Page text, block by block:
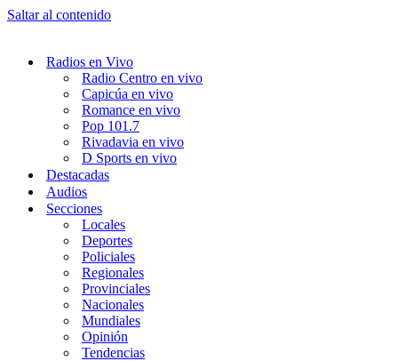
Saltar al contenido
Radios en Vivo
Radio Centro en vivo
Capicúa en vivo
Romance en vivo
Pop 101.7
Rivadavia en vivo
D Sports en vivo
Destacadas
Audios
Secciones
Locales
Deportes
Policiales
Regionales
Provinciales
Nacionales
Mundiales
Opinión
Tendencias